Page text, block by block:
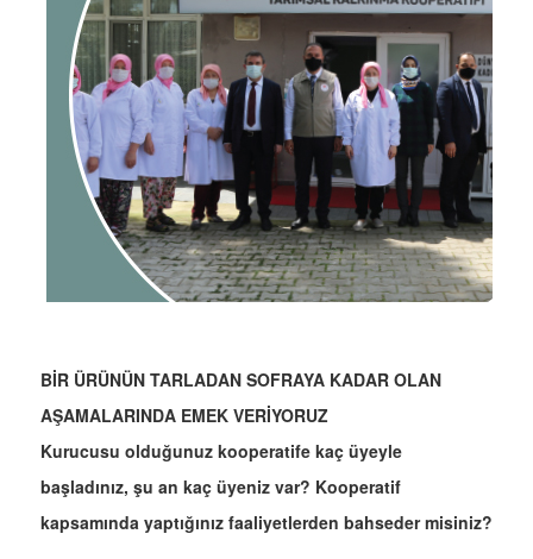
BİR ÜRÜNÜN TARLADAN SOFRAYA KADAR OLAN
AŞAMALARINDA EMEK VERİYORUZ
Kurucusu olduğunuz kooperatife kaç üyeyle
başladınız, şu an kaç üyeniz var? Kooperatif
kapsamında yaptığınız faaliyetlerden bahseder misiniz?